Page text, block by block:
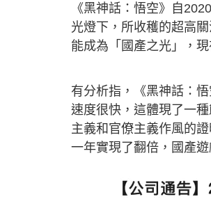
《黑神話：悟空》自
光燈下，所收穫的超高
能成為「國產之光」，
有分析指，《黑神話：
速度很快，這體現了一
主義和官僚主義作風的
一年實現了翻倍，國產